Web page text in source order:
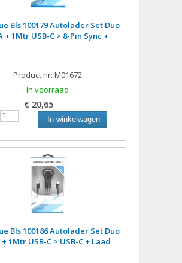
Bls 100179 Autolader Set Duo
+ 1Mtr USB-C > 8-Pin Sync +
Product nr: M01672
In voorraad
€ 20,65
In winkelwagen
Bls 100186 Autolader Set Duo
+ 1Mtr USB-C > USB-C + Laad